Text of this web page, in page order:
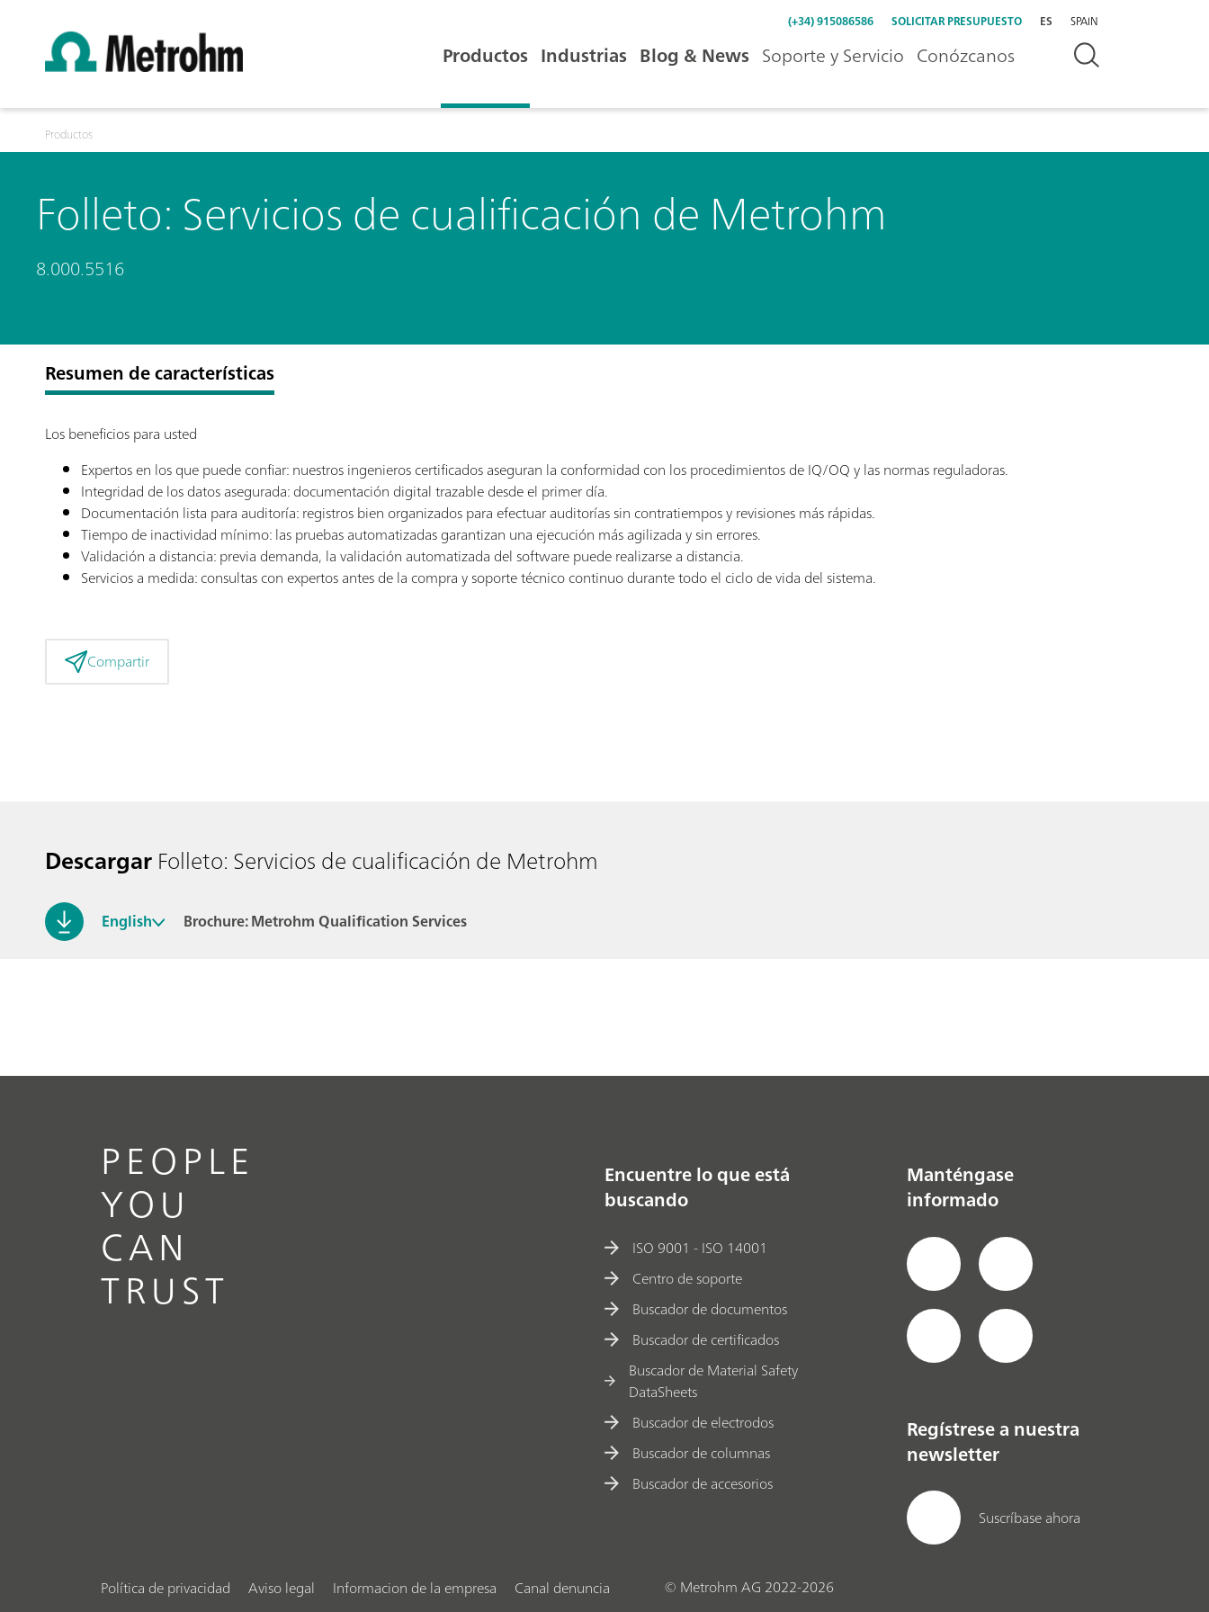
(+34) 915086586 SOLICITAR PRESUPUESTO ES SPAIN
Productos Industrias Blog & News Soporte y Servicio Conózcanos
Productos
Folleto: Servicios de cualificación de Metrohm
8.000.5516
Resumen de características
Los beneficios para usted
Expertos en los que puede confiar: nuestros ingenieros certificados aseguran la conformidad con los procedimientos de IQ/OQ y las normas reguladoras.
Integridad de los datos asegurada: documentación digital trazable desde el primer día.
Documentación lista para auditoría: registros bien organizados para efectuar auditorías sin contratiempos y revisiones más rápidas.
Tiempo de inactividad mínimo: las pruebas automatizadas garantizan una ejecución más agilizada y sin errores.
Validación a distancia: previa demanda, la validación automatizada del software puede realizarse a distancia.
Servicios a medida: consultas con expertos antes de la compra y soporte técnico continuo durante todo el ciclo de vida del sistema.
Compartir
DescargarFolleto: Servicios de cualificación de Metrohm
English Brochure: Metrohm Qualification Services
PEOPLE
YOU
CAN
TRUST
Encuentre lo que está
buscando
ISO 9001 - ISO 14001
Centro de soporte
Buscador de documentos
Buscador de certificados
Buscador de Material Safety
DataSheets
Buscador de electrodos
Buscador de columnas
Buscador de accesorios
Manténgase
informado
Regístrese a nuestra
newsletter
Suscríbase ahora
Política de privacidad Aviso legal Informacion de la empresa Canal denuncia © Metrohm AG 2022-2026